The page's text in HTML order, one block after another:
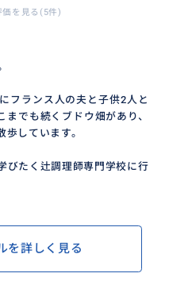
価を見る(5件)
フランス人の夫と子供2人と
でも続くブドウ畑があり、
しています。
びたく辻調理師専門学校に行
を詳しく見る